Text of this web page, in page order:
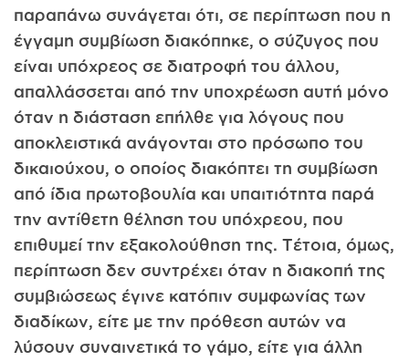
παραπάνω συνάγεται ότι, σε περίπτωση που η
έγγαμη συμβίωση διακόπηκε, ο σύζυγος που
είναι υπόχρεος σε διατροφή του άλλου,
απαλλάσσεται από την υποχρέωση αυτή μόνο
όταν η διάσταση επήλθε για λόγους που
αποκλειστικά ανάγονται στο πρόσωπο του
δικαιούχου, ο οποίος διακόπτει τη συμβίωση
από ίδια πρωτοβουλία και υπαιτιότητα παρά
την αντίθετη θέληση του υπόχρεου, που
επιθυμεί την εξακολούθηση της. Τέτοια, όμως,
περίπτωση δεν συντρέχει όταν η διακοπή της
συμβιώσεως έγινε κατόπιν συμφωνίας των
διαδίκων, είτε με την πρόθεση αυτών να
λύσουν συναινετικά το γάμο, είτε για άλλη